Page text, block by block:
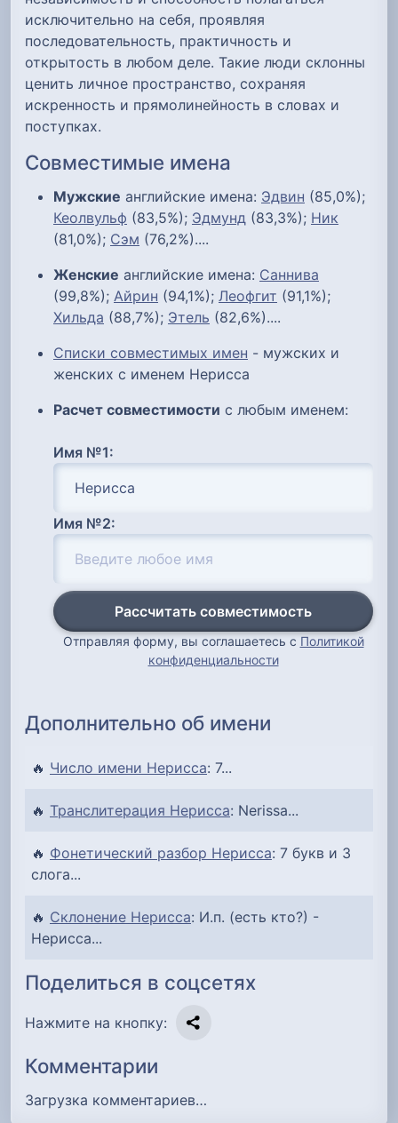
исключительно на себя, проявляя
последовательность, практичность и
открытость в любом деле. Такие люди склонны
ценить личное пространство, сохраняя
искренность и прямолинейность в словах и
поступках.
Совместимые имена
Мужские английские имена: Эдвин (85,0%);
Кеолвульф (83,5%); Эдмунд (83,3%); Ник
(81,0%); Сэм (76,2%)....
Женские английские имена: Саннива
(99,8%); Айрин (94,1%); Леофгит (91,1%);
Хильда (88,7%); Этель (82,6%)....
Списки совместимых имен - мужских и
женских с именем Нерисса
Расчет совместимости с любым именем:
Имя №1:
Имя №2:
Рассчитать совместимость
Отправляя форму, вы соглашаетесь с Политикой
конфиденциальности
Дополнительно об имени
🔥 Число имени Нерисса: 7...
🔥 Транслитерация Нерисса: Nerissa...
🔥 Фонетический разбор Нерисса: 7 букв и 3
слога...
🔥 Склонение Нерисса: И.п. (есть кто?) -
Нерисса...
Поделиться в соцсетях
Нажмите на кнопку:
Комментарии
Загрузка комментариев…